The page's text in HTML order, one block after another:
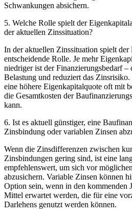
Schwankungen absichern.
5. Welche Rolle spielt der
der aktuellen Zinssituation?
In der aktuellen Zinssituation spielt
entscheidende Rolle. Je mehr
niedriger ist der Finanzierungsbedarf –
Belastung und reduziert das
eine höhere Eigenkapitalquote oft mit
die Gesamtkosten der
kann.
6. Ist es aktuell günstiger, eine
Zinsbindung oder variablen Zinsen
Wenn die Zinsdifferenzen zwischen
Zinsbindungen gering sind, ist eine
empfehlenswert, um sich vor
abzusichern. Variable Zinsen können
Option sein, wenn in den kommenden
Mittel erwartet werden, die für eine
Darlehens genutzt werden können.